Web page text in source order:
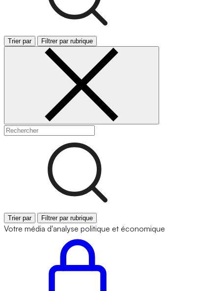
Trier par Filtrer par rubrique
Trier par Filtrer par rubrique
Votre média d'analyse politique et économique